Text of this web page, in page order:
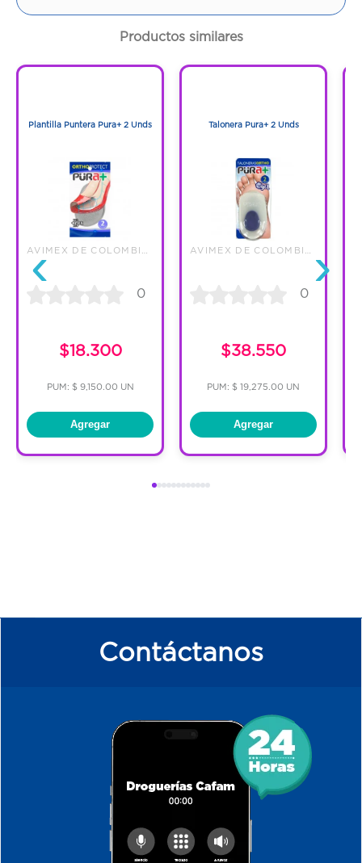
Productos similares
‹
Plantilla Puntera Pura+ 2 Unds
0
$18.300
PUM: $ 9,150.00 UN
Agregar
Talonera Pura+ 2 Unds
0
$38.550
PUM: $ 19,275.00 UN
Agregar
›
Contáctanos